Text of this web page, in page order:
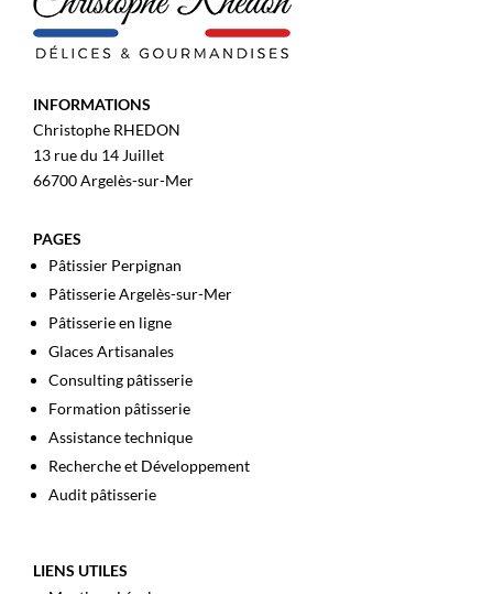
INFORMATIONS
Christophe RHEDON
13 rue du 14 Juillet
66700 Argelès-sur-Mer
PAGES
Pâtissier Perpignan
Pâtisserie Argelès-sur-Mer
Pâtisserie en ligne
Glaces Artisanales
Consulting pâtisserie
Formation pâtisserie
Assistance technique
Recherche et Développement
Audit pâtisserie
LIENS UTILES